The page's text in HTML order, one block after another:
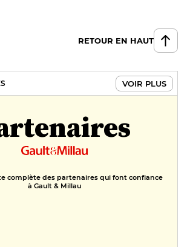
RETOUR EN HAUT
VOIR PLUS
complète des partenaires qui font confiance
à Gault & Millau